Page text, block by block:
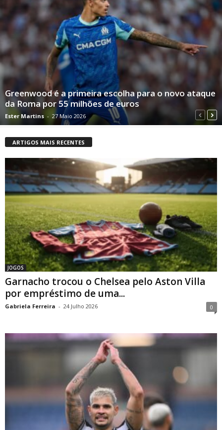
Greenwood é a primeira escolha para o novo ataque
da Roma por 55 milhões de euros
Ester Martins - 27 Maio 2026
ARTIGOS MAIS RECENTES
JOGOS
Garnacho trocou o Chelsea pelo Aston Villa
por empréstimo de uma...
Gabriela Ferreira - 24 Julho 2026 0